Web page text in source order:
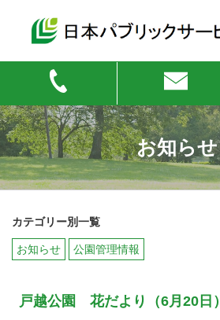
お知らせ
カテゴリー別一覧
お知らせ 公園管理情報
戸越公園 花だより（6月20日）